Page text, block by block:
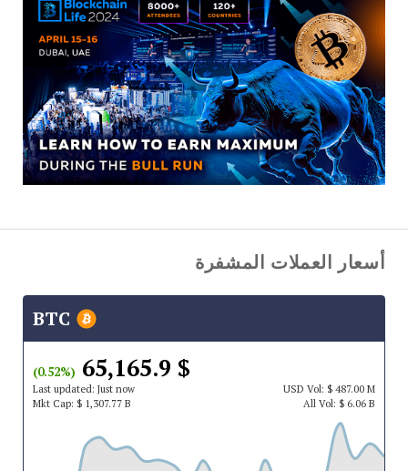
أسعار العملات المشفرة
$ 65,165.9
(0.52%)
Last updated: Just now USDVol: $ 487.00 M
Mkt Cap: $ 1,307.77 B All Vol: $ 6.06 B